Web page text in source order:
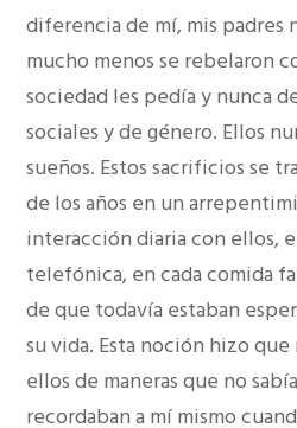
diferencia de mí, mis padres
mucho menos se rebelaron
sociedad les pedía y nunca
sociales y de género. Ellos
sueños. Estos sacrificios se
de los años en un
interacción diaria con ellos,
telefónica, en cada comida
de que todavía estaban
su vida. Esta noción hizo
ellos de maneras que no
recordaban a mí mismo